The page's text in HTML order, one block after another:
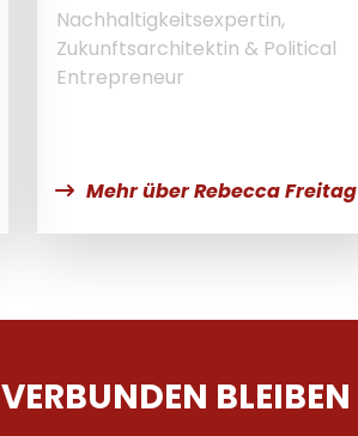
Nachhaltigkeitsexpertin,
Zukunftsarchitektin & Political
Entrepreneur
Mehr über Rebecca Freitag
VERBUNDEN BLEIBEN